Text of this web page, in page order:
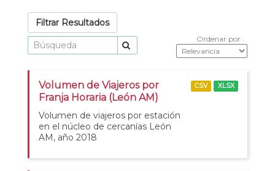
Filtrar Resultados
Ordenar por
Volumen de Viajeros por
Franja Horaria (León AM)
Volumen de viajeros por estación
en el núcleo de cercanías León
AM, año 2018
CSV XLSX